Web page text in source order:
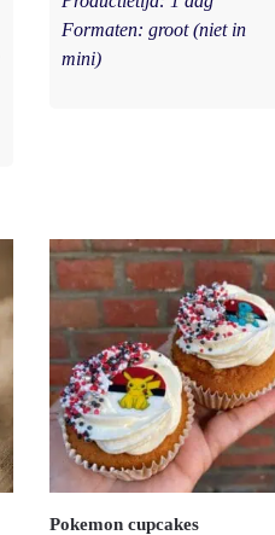
Formaten: groot (niet in
mini)
Pokemon cupcakes